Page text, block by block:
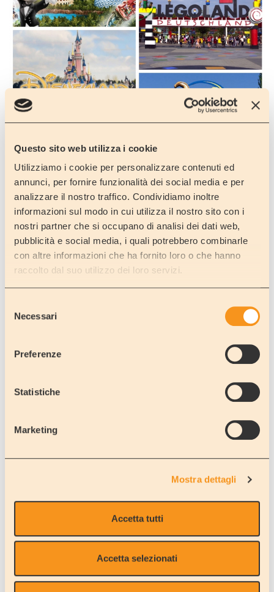
Questo sito web utilizza i cookie
Utilizziamo i cookie per personalizzare contenuti ed
annunci, per fornire funzionalità dei social media e per
analizzare il nostro traffico. Condividiamo inoltre
informazioni sul modo in cui utilizza il nostro sito con i
nostri partner che si occupano di analisi dei dati web,
pubblicità e social media, i quali potrebbero combinarle
con altre informazioni che ha fornito loro o che hanno
raccolto dal suo utilizzo dei loro servizi.
delNecessari
Preferenze
Statistiche
Marketing
Mostra dettagli
Accetta tutti
Accetta selezionati
BOOK NOW
Send this to a friend*